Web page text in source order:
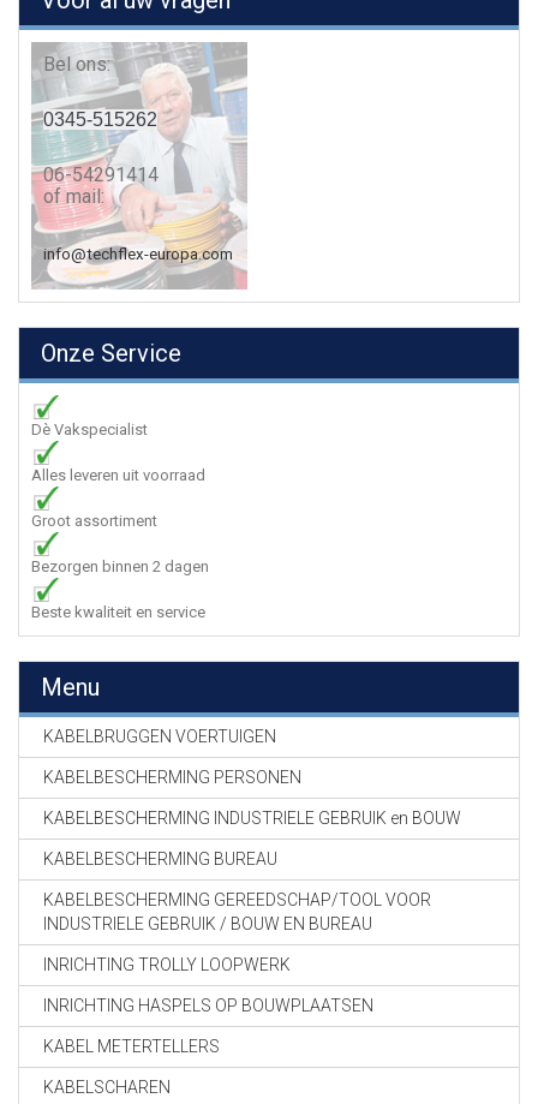
Bel ons:
0345-515262
06-54291414
of mail:
info@techflex-europa.com
Onze Service
Dè Vakspecialist
Alles leveren uit voorraad
Groot assortiment
Bezorgen binnen 2 dagen
Beste kwaliteit en service
Menu
KABELBRUGGEN VOERTUIGEN
KABELBESCHERMING PERSONEN
KABELBESCHERMING INDUSTRIELE GEBRUIK en BOUW
KABELBESCHERMING BUREAU
KABELBESCHERMING GEREEDSCHAP/TOOL VOOR
INDUSTRIELE GEBRUIK / BOUW EN BUREAU
INRICHTING TROLLY LOOPWERK
INRICHTING HASPELS OP BOUWPLAATSEN
KABEL METERTELLERS
KABELSCHAREN